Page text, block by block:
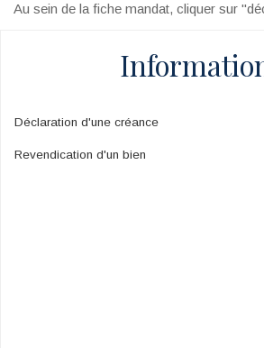
Au sein de la fiche mandat, cliquer sur
Déclaration d'une créance
Revendication d'un bien